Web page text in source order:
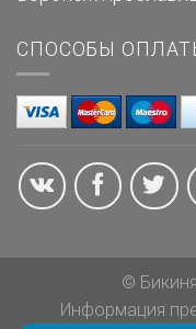
СПОСОБЫ
©
Информация